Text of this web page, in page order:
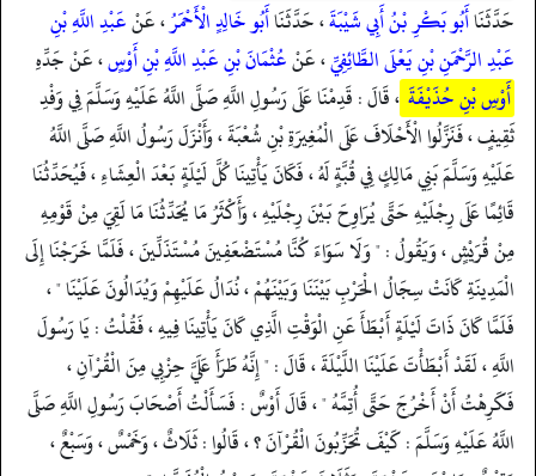
حَدَّثَنَاأَبُو بَكْرِ بْنُ أَبِي شَيْبَةَ، حَدَّثَنَاأَبُو خَالِدٍ الْأَحْمَرُ، عَنْعَبْدِ اللَّهِ بْنِ
عَبْدِ الرَّحْمَنِ بْنِ يَعْلَى الطَّائِفِيِّ، عَنْعُثْمَانَ بْنِ عَبْدِ اللَّهِ بْنِ أَوْسٍ، عَنْ جَدِّهِ
أَوْسِ بْنِ حُذَيْفَةَ ، قَالَ : قَدِمْنَا عَلَى رَسُولِ اللَّهِ صَلَّى اللَّهُ عَلَيْهِ وَسَلَّمَ فِي وَفْدِ
ثَقِيفٍ ، فَنَزَّلُوا الْأَحْلَافَ عَلَى الْمُغِيرَةِ بْنِ شُعْبَةَ ، وَأَنْزَلَ رَسُولُ اللَّهِ صَلَّى اللَّهُ
عَلَيْهِ وَسَلَّمَ بَنِي مَالِكٍ فِي قُبَّةٍ لَهُ ، فَكَانَ يَأْتِينَا كُلَّ لَيْلَةٍ بَعْدَ الْعِشَاءِ ، فَيُحَدِّثُنَا
قَائِمًا عَلَى رِجْلَيْهِ حَتَّى يُرَاوِحَ بَيْنَ رِجْلَيْهِ ، وَأَكْثَرُ مَا يُحَدِّثُنَا مَا لَقِيَ مِنْ قَوْمِهِ
مِنْ قُرَيْشٍ ، وَيَقُولُ : " وَلَا سَوَاءَ كُنَّا مُسْتَضْعَفِينَ مُسْتَذَلِّينَ ، فَلَمَّا خَرَجْنَا إِلَى
الْمَدِينَةِ كَانَتْ سِجَالُ الْحَرْبِ بَيْنَنَا وَبَيْنَهُمْ ، نُدَالُ عَلَيْهِمْ وَيُدَالُونَ عَلَيْنَا " ،
فَلَمَّا كَانَ ذَاتَ لَيْلَةٍ أَبْطَأَ عَنِ الْوَقْتِ الَّذِي كَانَ يَأْتِينَا فِيهِ ، فَقُلْتُ : يَا رَسُولَ
اللَّهِ ، لَقَدْ أَبْطَأْتَ عَلَيْنَا اللَّيْلَةَ ، قَالَ : " إِنَّهُ طَرَأَ عَلَيَّ حِزْبِي مِنَ الْقُرْآنِ ،
فَكَرِهْتُ أَنْ أَخْرُجَ حَتَّى أُتِمَّهُ " ، قَالَ أَوْسٌ : فَسَأَلْتُ أَصْحَابَ رَسُولِ اللَّهِ صَلَّى
اللَّهُ عَلَيْهِ وَسَلَّمَ : كَيْفَ تُحَزِّبُونَ الْقُرْآنَ ؟ ، قَالُوا : ثَلَاثٌ ، وَخَمْسٌ ، وَسَبْعٌ ،